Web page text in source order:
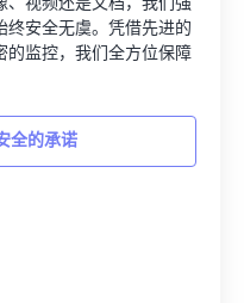
、视频还是文档，我们强
终安全无虞。凭借先进的
的监控，我们全方位保障
全的承诺